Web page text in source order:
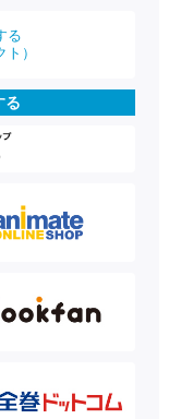
る
）
る